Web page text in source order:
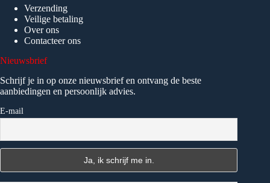
Verzending
Veilige betaling
Over ons
Contacteer ons
Nieuwsbrief
Schrijf je in op onze nieuwsbrief en ontvang de beste
aanbiedingen en persoonlijk advies.
E-mail